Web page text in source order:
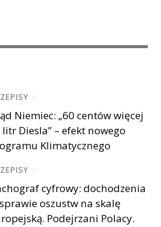
/
Niemiec: „60 centów więcej
litr Diesla” – efekt nowego
Klimatycznego
/
cyfrowy: dochodzenia
oszustw na skalę
Podejrzani Polacy.